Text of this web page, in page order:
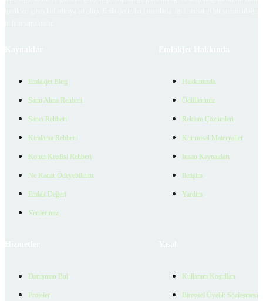
Emlakjet Blog
Satın Alma Rehberi
Satıcı Rehberi
Kiralama Rehberi
Konut Kredisi Rehberi
Ne Kadar Ödeyebilirim
Emlak Değeri
Verilerimiz
Hakkımızda
Ödüllerimiz
Reklam Çözümleri
Kurumsal Materyaller
İnsan Kaynakları
İletişim
Yardım
Danışman Bul
Projeler
Kullanım Koşulları
Bireysel Üyelik Sözleşmesi